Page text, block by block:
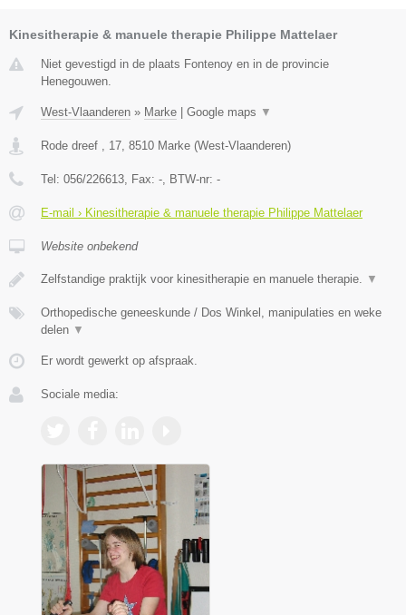
Kinesitherapie & manuele therapie Philippe Mattelaer
Niet gevestigd in de plaats Fontenoy en in de provincie
Henegouwen.
West-Vlaanderen » Marke | Google maps ▼
Rode dreef , 17 8510 Marke (West-Vlaanderen)
Tel: 056/226613 , Fax: - , BTW-nr: -
E-mail › Kinesitherapie & manuele therapie Philippe Mattelaer
Website onbekend
Zelfstandige praktijk voor kinesitherapie en manuele therapie. ▼
Orthopedische geneeskunde / Dos Winkel, manipulaties en weke
delen ▼
Er wordt gewerkt op afspraak.
Sociale media: